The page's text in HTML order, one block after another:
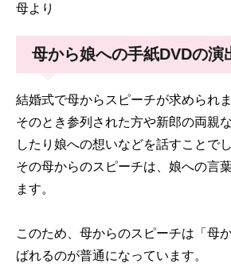
母より
母から娘への手紙DVDの演
結婚式で母からスピーチが求められま
そのとき参列された方や新郎の両親
したり娘への想いなどを話すことでし
その母からのスピーチは、娘への言
ます。
このため、母からのスピーチは「母
ばれるのが普通になっています。